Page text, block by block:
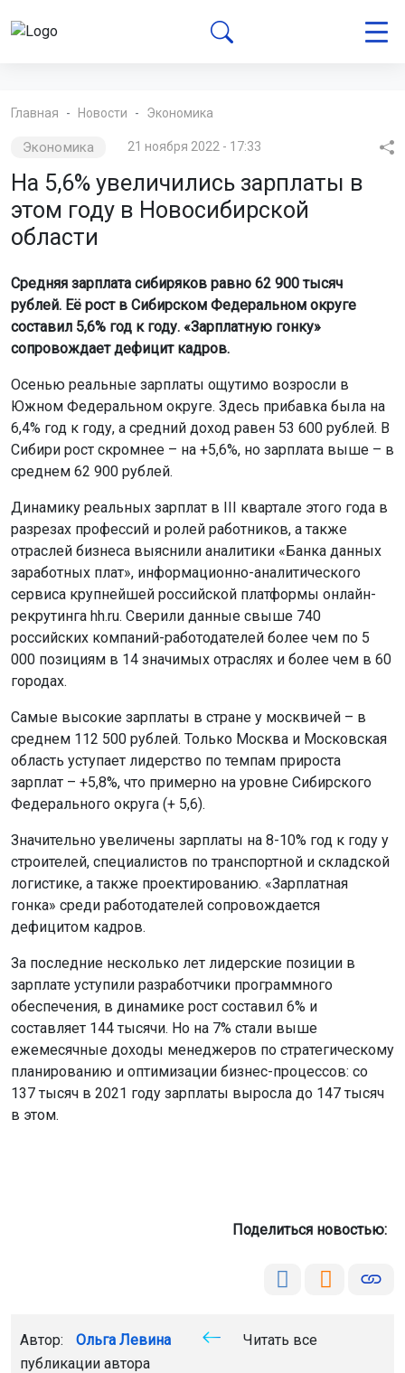
Главная Новости Экономика
Экономика 21 ноября 2022 - 17:33
На 5,6% увеличились зарплаты в
этом году в Новосибирской
области
Средняя зарплата сибиряков равно 62 900 тысяч
рублей. Её рост в Сибирском Федеральном округе
составил 5,6% год к году. «Зарплатную гонку»
сопровождает дефицит кадров.
Осенью реальные зарплаты ощутимо возросли в
Южном Федеральном округе. Здесь прибавка была на
6,4% год к году, а средний доход равен 53 600 рублей. В
Сибири рост скромнее – на +5,6%, но зарплата выше – в
среднем 62 900 рублей.
Динамику реальных зарплат в III квартале этого года в
разрезах профессий и ролей работников, а также
отраслей бизнеса выяснили аналитики «Банка данных
заработных плат», информационно-аналитического
сервиса крупнейшей российской платформы онлайн-
рекрутинга hh.ru. Сверили данные свыше 740
российских компаний-работодателей более чем по 5
000 позициям в 14 значимых отраслях и более чем в 60
городах.
Самые высокие зарплаты в стране у москвичей – в
среднем 112 500 рублей. Только Москва и Московская
область уступает лидерство по темпам прироста
зарплат – +5,8%, что примерно на уровне Сибирского
Федерального округа (+ 5,6).
Значительно увеличены зарплаты на 8-10% год к году у
строителей, специалистов по транспортной и складской
логистике, а также проектированию. «Зарплатная
гонка» среди работодателей сопровождается
дефицитом кадров.
За последние несколько лет лидерские позиции в
зарплате уступили разработчики программного
обеспечения, в динамике рост составил 6% и
составляет 144 тысячи. Но на 7% стали выше
ежемесячные доходы менеджеров по стратегическому
планированию и оптимизации бизнес-процессов: со
137 тысяч в 2021 году зарплаты выросла до 147 тысяч
в этом.
Поделиться новостью:
Автор: Ольга Левина
Читать все
публикации автора